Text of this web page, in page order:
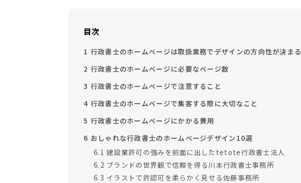
目次
1 行政書士のホームページは取扱業務でデザインの方向性が決まる
2 行政書士のホームページに必要なページ数
3 行政書士のホームページで注意すること
4 行政書士のホームページで集客する際に大切なこと
5 行政書士のホームページにかかる費用
6 おしゃれな行政書士のホームページデザイン10選
6.1 建設業許可の強みを前面に出したtetote行政書士法人
6.2 ブランドの世界観で信頼を得る川本行政書士事務所
6.3 イラストで許認可を柔らかく見せる佐藤事務所